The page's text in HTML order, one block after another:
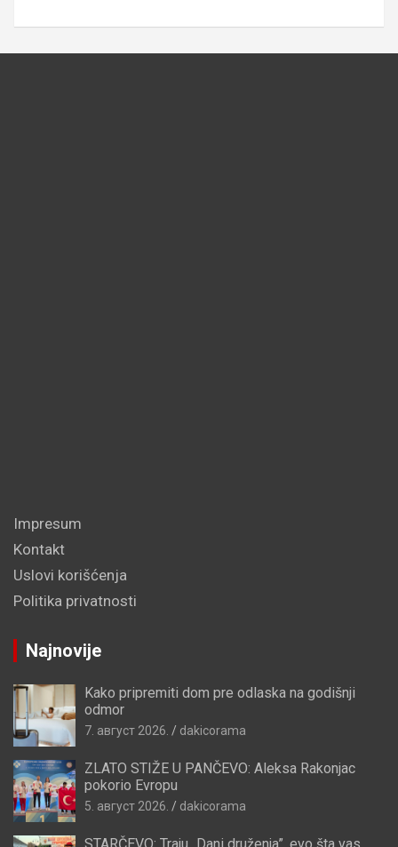
Impresum
Kontakt
Uslovi korišćenja
Politika privatnosti
Najnovije
Kako pripremiti dom pre odlaska na godišnji
odmor
7. август 2026. dakicorama
ZLATO STIŽE U PANČEVO: Aleksa Rakonjac
pokorio Evropu
5. август 2026. dakicorama